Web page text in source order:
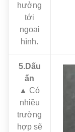
hưởng
tới
ngoại
hình.
5.Dấu
ấn
▲ Có
nhiều
trường
hợp sẽ